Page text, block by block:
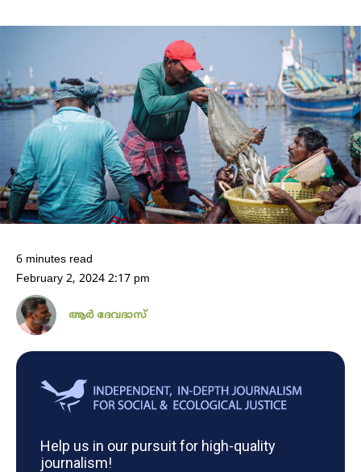
6 minutes read
February 2, 2024 2:17 pm
ആർ ദേവദാസ്
Help us in our pursuit for high-quality
journalism!